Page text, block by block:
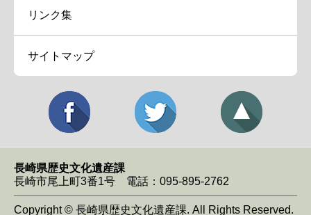
リンク集
サイトマップ
長崎県歴史文化遺産課
長崎市尾上町3番1号 電話：095-895-2762
Copyright © 長崎県歴史文化遺産課. All Rights Reserved.